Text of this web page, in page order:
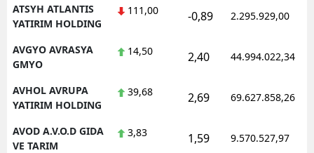
ATSYH ATLANTIS
YATIRIM HOLDING
111,00 -0,89 2.295.929,00
AVGYO AVRASYA
GMYO
14,50 2,40 44.994.022,34
AVHOL AVRUPA
YATIRIM HOLDING
39,68 2,69 69.627.858,26
AVOD A.V.O.D GIDA
VE TARIM
3,83 1,59 9.570.527,97